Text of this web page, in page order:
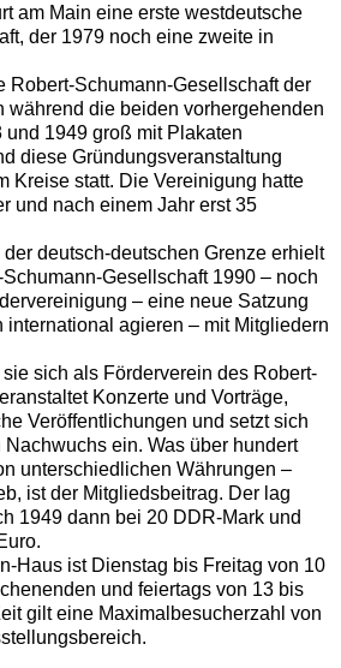
am Main eine erste westdeutsche
der 1979 noch eine zweite in
Robert-Schumann-Gesellschaft der
während die beiden vorhergehenden
und 1949 groß mit Plakaten
diese Gründungsveranstaltung
Kreise statt. Die Vereinigung hatte
und nach einem Jahr erst 35
der deutsch-deutschen Grenze erhielt
Gesellschaft 1990 – noch
– eine neue Satzung
international agieren – mit Mitgliedern
sich als Förderverein des Robert-
Konzerte und Vorträge,
Veröffentlichungen und setzt sich
ein. Was über hundert
unterschiedlichen Währungen –
ist der Mitgliedsbeitrag. Der lag
1949 dann bei 20 DDR-Mark und
Haus ist Dienstag bis Freitag von 10
und feiertags von 13 bis
gilt eine Maximalbesucherzahl von